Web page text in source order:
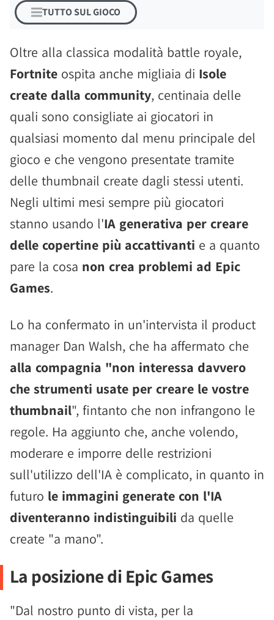
TUTTO SUL GIOCO
Oltre alla classica modalità battle royale,
Fortnite ospita anche migliaia di Isole
create dalla community, centinaia delle
quali sono consigliate ai giocatori in
qualsiasi momento dal menu principale del
gioco e che vengono presentate tramite
delle thumbnail create dagli stessi utenti.
Negli ultimi mesi sempre più giocatori
stanno usando l'IA generativa per creare
delle copertine più accattivanti e a quanto
pare la cosa non crea problemi ad Epic
Games.
Lo ha confermato in un'intervista il product
manager Dan Walsh, che ha affermato che
alla compagnia "non interessa davvero
che strumenti usate per creare le vostre
thumbnail", fintanto che non infrangono le
regole. Ha aggiunto che, anche volendo,
moderare e imporre delle restrizioni
sull'utilizzo dell'IA è complicato, in quanto in
futuro le immagini generate con l'IA
diventeranno indistinguibili da quelle
create "a mano".
La posizione di Epic Games
"Dal nostro punto di vista, per la